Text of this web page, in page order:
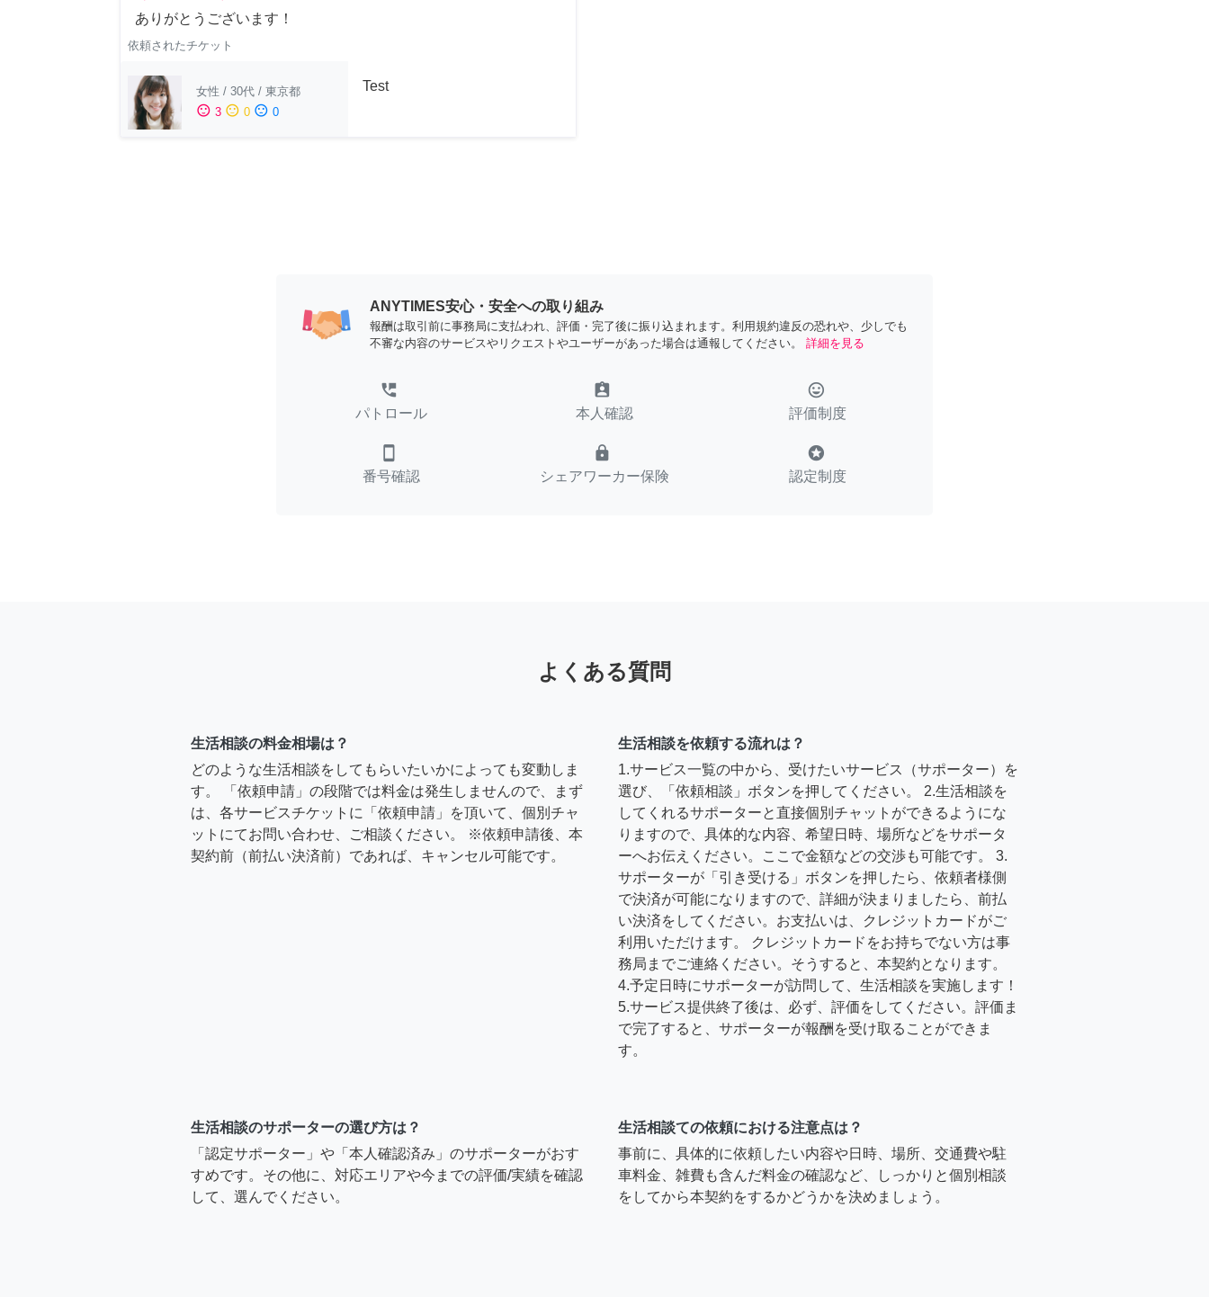
ありがとうございます！
依頼されたチケット
女性 / 30代 / 東京都
sentiment_satisfied 3 sentiment_neutral 0 sentiment_dissatisfied 0
Test
ANYTIMES安心・安全への取り組み
報酬は取引前に事務局に支払われ、評価・完了後に振り込まれます。利用規約違反の恐れや、少しでも
不審な内容のサービスやリクエストやユーザーがあった場合は通報してください。
詳細を見る
perm_phone_msg
パトロール
assignment_ind
本人確認
tag_faces
評価制度
smartphone
番号確認
lock
シェアワーカー保険
stars
認定制度
よくある質問
生活相談の料金相場は？
どのような生活相談をしてもらいたいかによっても変動しま
す。 「依頼申請」の段階では料金は発生しませんので、まず
は、各サービスチケットに「依頼申請」を頂いて、個別チャ
ットにてお問い合わせ、ご相談ください。 ※依頼申請後、本
契約前（前払い決済前）であれば、キャンセル可能です。
生活相談を依頼する流れは？
1.サービス一覧の中から、受けたいサービス（サポーター）を
選び、「依頼相談」ボタンを押してください。 2.生活相談を
してくれるサポーターと直接個別チャットができるようにな
りますので、具体的な内容、希望日時、場所などをサポータ
ーへお伝えください。ここで金額などの交渉も可能です。 3.
サポーターが「引き受ける」ボタンを押したら、依頼者様側
で決済が可能になりますので、詳細が決まりましたら、前払
い決済をしてください。お支払いは、クレジットカードがご
利用いただけます。 クレジットカードをお持ちでない方は事
務局までご連絡ください。そうすると、本契約となります。
4.予定日時にサポーターが訪問して、生活相談を実施します！
5.サービス提供終了後は、必ず、評価をしてください。評価ま
で完了すると、サポーターが報酬を受け取ることができま
す。
生活相談のサポーターの選び方は？
「認定サポーター」や「本人確認済み」のサポーターがおす
すめです。その他に、対応エリアや今までの評価/実績を確認
して、選んでください。
生活相談ての依頼における注意点は？
事前に、具体的に依頼したい内容や日時、場所、交通費や駐
車料金、雑費も含んだ料金の確認など、しっかりと個別相談
をしてから本契約をするかどうかを決めましょう。